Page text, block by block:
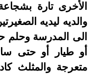
الأخرى تارة
والديه ليديه
الى المدرسة وحلم
أو طيار أو حتى
متعرجة والمثلث